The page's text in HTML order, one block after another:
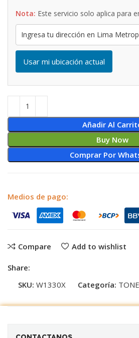
Nota: Este servicio solo aplica para
Usar mi ubicación actual
Añadir Al
Buy Now
Comprar Por
Medios de pago:
Compare Add to wishlist
Share:
SKU: W1330X Categoría: